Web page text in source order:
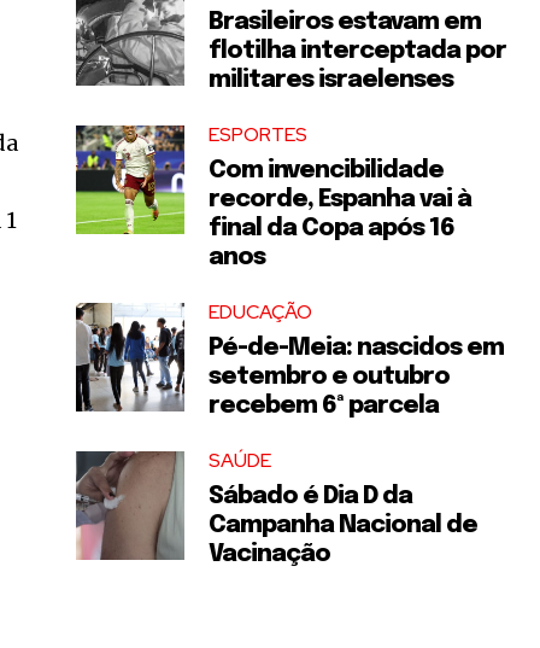
Brasileiros estavam em
flotilha interceptada por
militares israelenses
ESPORTES
Com invencibilidade
recorde, Espanha vai à
final da Copa após 16
anos
EDUCAÇÃO
Pé-de-Meia: nascidos em
setembro e outubro
recebem 6ª parcela
SAÚDE
Sábado é Dia D da
Campanha Nacional de
Vacinação